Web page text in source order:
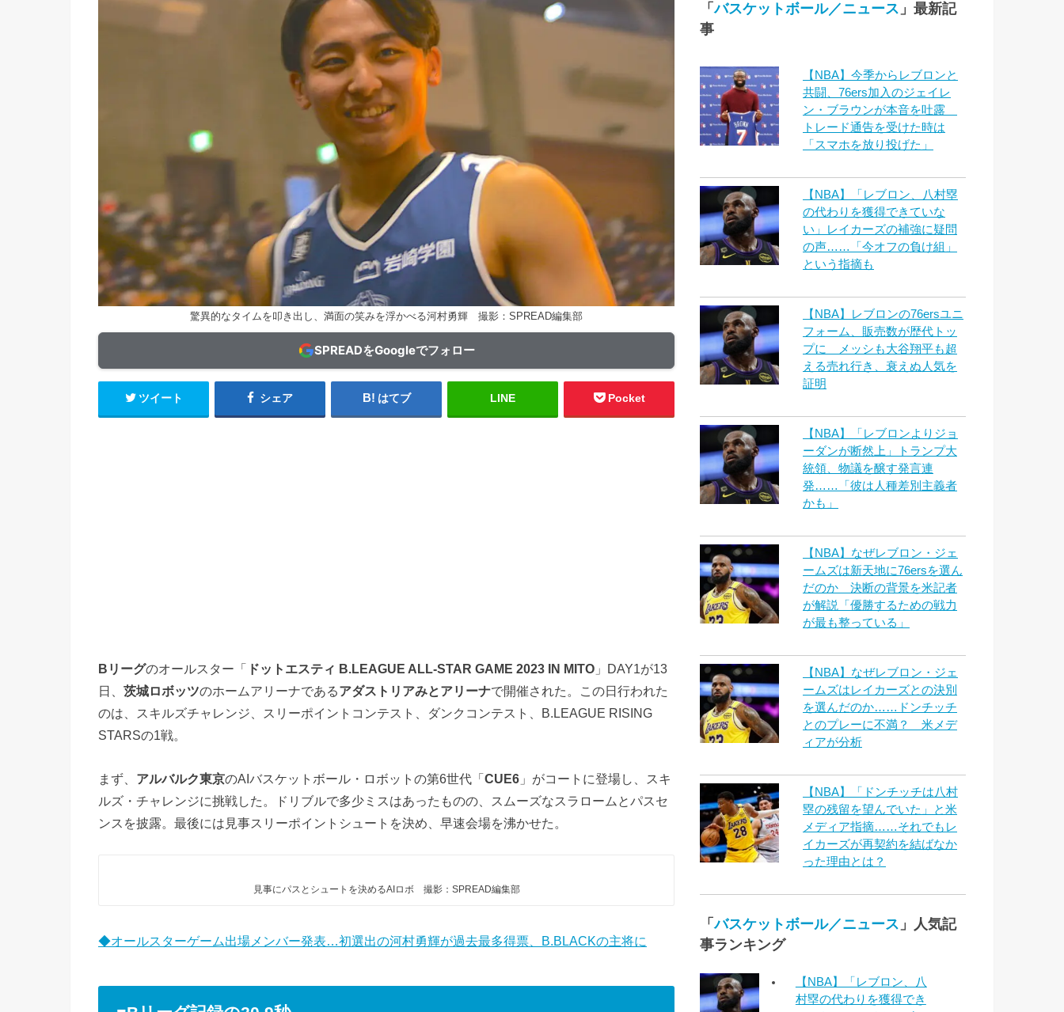
驚異的なタイムを叩き出し、満面の笑みを浮かべる河村勇輝 撮影：SPREAD編集部
SPREADをGoogleでフォロー
ツイート シェア はてブ LINE Pocket
Bリーグのオールスター「 ドットエスティ B.LEAGUE ALL-STAR GAME 2023 IN MITO 」DAY1が13
日、 茨城ロボッツのホームアリーナであるアダストリアみとアリーナで開催された。この日行われた
のは、スキルズチャレンジ、スリーポイントコンテスト、ダンクコンテスト、B.LEAGUE RISING
STARSの1戦。
まず、 アルバルク東京のAIバスケットボール・ロボットの第6世代「CUE6 」がコートに登場し、スキ
ルズ・チャレンジに挑戦した。ドリブルで多少ミスはあったものの、スムーズなスラロームとパスセ
ンスを披露。最後には見事スリーポイントシュートを決め、早速会場を沸かせた。
見事にパスとシュートを決めるAIロボ 撮影：SPREAD編集部
◆オールスターゲーム出場メンバー発表…初選出の河村勇輝が過去最多得票、B.BLACKの主将に
「バスケットボール／ニュース 」最新記
事
【NBA】今季からレブロンと
共闘、76ers加入のジェイレ
ン・ブラウンが本音を吐露
トレード通告を受けた時は
「スマホを放り投げた」
【NBA】「レブロン、八村塁
の代わりを獲得できていな
い」レイカーズの補強に疑問
の声……「今オフの負け組」
という指摘も
【NBA】レブロンの76ersユニ
フォーム、販売数が歴代トッ
プに メッシも大谷翔平も超
える売れ行き、衰えぬ人気を
証明
【NBA】「レブロンよりジョ
ーダンが断然上」トランプ大
統領、物議を醸す発言連
発……「彼は人種差別主義者
かも」
【NBA】なぜレブロン・ジェ
ームズは新天地に76ersを選ん
だのか 決断の背景を米記者
が解説「優勝するための戦力
が最も整っている」
【NBA】なぜレブロン・ジェ
ームズはレイカーズとの決別
を選んだのか……ドンチッチ
とのプレーに不満？ 米メデ
ィアが分析
【NBA】「ドンチッチは八村
塁の残留を望んでいた」と米
メディア指摘……それでもレ
イカーズが再契約を結ばなか
った理由とは？
「バスケットボール／ニュース 」人気記
事ランキング
【NBA】「レブロン、八
村塁の代わりを獲得でき